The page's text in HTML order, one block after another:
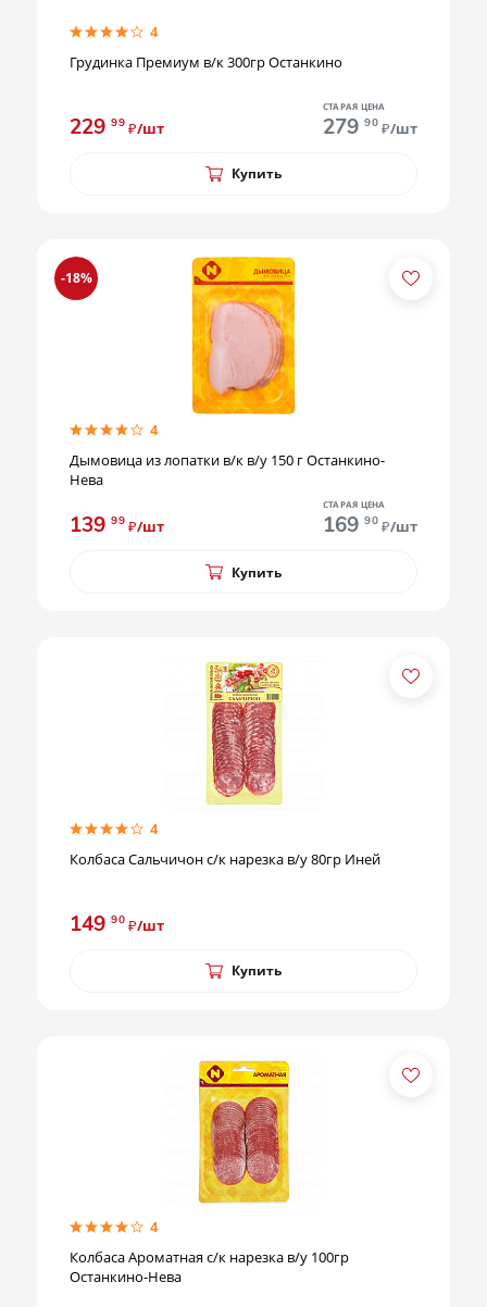
4
Грудинка Премиум в/к 300гр Останкино
229 99 ₽/шт
СТАРАЯ ЦЕНА
279 90 ₽/шт
Купить
-18%
4
Дымовица из лопатки в/к в/у 150 г Останкино-
Нева
139 99 ₽/шт
СТАРАЯ ЦЕНА
169 90 ₽/шт
Купить
4
Колбаса Сальчичон с/к нарезка в/у 80гр Иней
149 90 ₽/шт
Купить
4
Колбаса Ароматная с/к нарезка в/у 100гр
Останкино-Нева